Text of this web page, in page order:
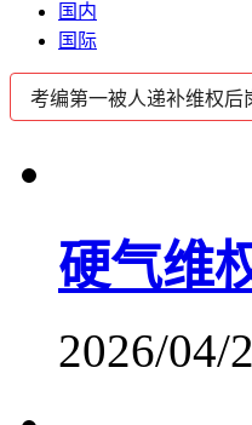
国内
国际
硬气维
2026/04/